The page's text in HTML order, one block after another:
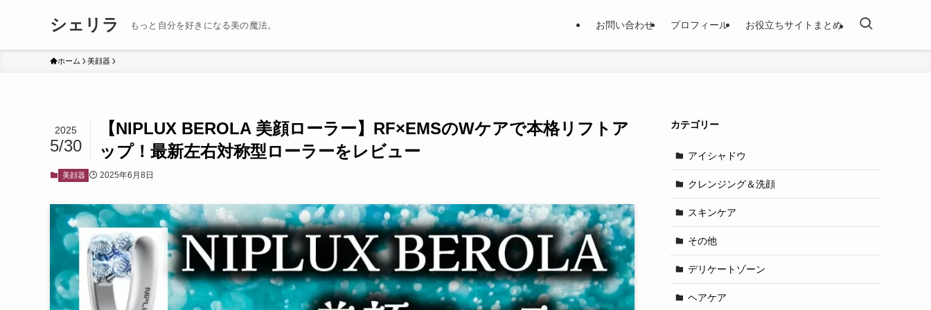
シェリラ もっと自分を好きになる美の魔法。 お問い合わせ プロフィール お役立ちサイトまとめ
ホーム 美顔器
【NIPLUX BEROLA 美顔ローラー】RF×EMSのWケアで本格リフトア
ップ！最新左右対称型ローラーをレビュー
2025
5/30
美顔器 2025年6月8日
カテゴリー
アイシャドウ
クレンジング＆洗顔
スキンケア
その他
デリケートゾーン
ヘアケア